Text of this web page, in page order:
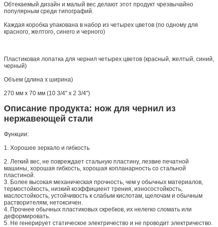
Обтекаемый дизайн и малый вес делают этот продукт чрезвычайно
популярным среди типографий.
Каждая коробка упакована в набор из четырех цветов (по одному для
красного, желтого, синего и черного)
Пластиковая лопатка для чернил четырех цветов (красный, желтый, синий,
черный)
Объем (длина x ширина)
270 мм x 70 мм (10 3/4" x 2 3/4")
Описание продукта: нож для чернил из
нержавеющей стали
Функции:
1. Хорошее зеркало и гибкость
2. Легкий вес, не повреждает стальную пластину, лезвие печатной
машины, хорошая гибкость, хорошая копланарность со стальной
пластиной.
3. Более высокая механическая прочность, чем у обычных материалов,
термостойкость, низкий коэффициент трения, износостойкость,
маслостойкость, устойчивость к слабым кислотам, щелочам и обычным
растворителям, нетоксичен.
4. Прочнее обычных пластиковых скребков, их нелегко сломать или
деформировать.
5. Не генерирует статическое электричество и не проводит электричество.